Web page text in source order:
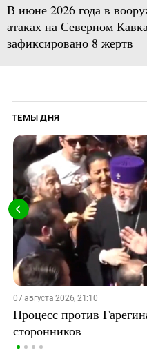
В июне 2026 года в
атаках на Северном
зафиксировано 8 жертв
ТЕМЫ ДНЯ
07 августа 2026, 21:10
Процесс против
сторонников